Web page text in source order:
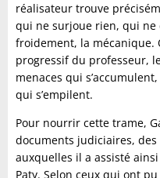
réalisateur trouve
qui ne surjoue rien, qui ne
froidement, la mécanique.
progressif du professeur,
menaces qui
qui s’empilent.
Pour nourrir cette trame,
documents judiciaires,
auxquelles il a assisté
Paty. Selon ceux qui ont